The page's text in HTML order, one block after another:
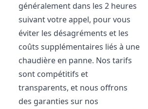
généralement dans les 2 heures
suivant votre appel, pour vous
éviter les désagréments et les
coûts supplémentaires liés à une
chaudière en panne. Nos tarifs
sont compétitifs et
transparents, et nous offrons
des garanties sur nos